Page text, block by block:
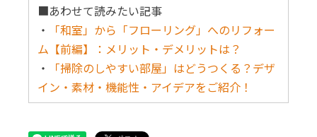
■あわせて読みたい記事
・
「和室」から「フローリング」へのリフォー
ム【前編】：メリット・デメリットは？
・
「掃除のしやすい部屋」はどうつくる？デザ
イン・素材・機能性・アイデアをご紹介！